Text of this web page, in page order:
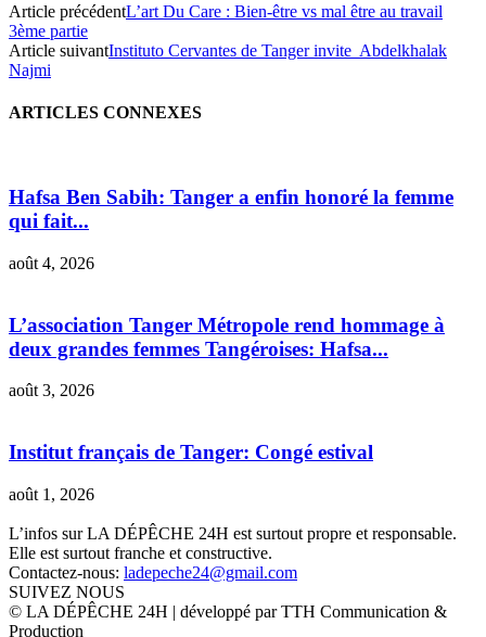
Article précédentL’art Du Care : Bien-être vs mal être au travail
3ème partie
Article suivantInstituto Cervantes de Tanger invite Abdelkhalak
Najmi
ARTICLES CONNEXES
Hafsa Ben Sabih: Tanger a enfin honoré la femme
qui fait...
août 4, 2026
L’association Tanger Métropole rend hommage à
deux grandes femmes Tangéroises: Hafsa...
août 3, 2026
Institut français de Tanger: Congé estival
août 1, 2026
L’infos sur LA DÉPÊCHE 24H est surtout propre et responsable.
Elle est surtout franche et constructive.
Contactez-nous: ladepeche24@gmail.com
SUIVEZ NOUS
© LA DÉPÊCHE 24H | développé par TTH Communication &
Production